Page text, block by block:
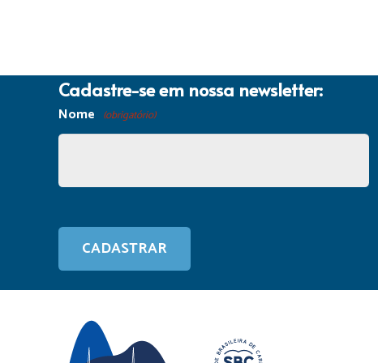
Cadastre-se em nossa newsletter:
Nome (obrigatório)